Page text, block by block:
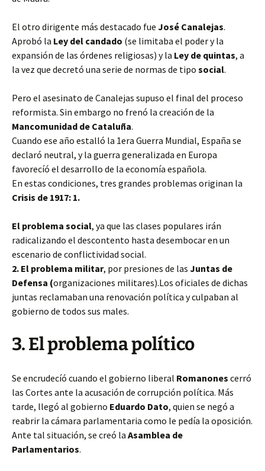
El otro dirigente más destacado fue José Canalejas.
Aprobó la Ley del candado (se limitaba el poder y la
expansión de las órdenes religiosas) y la Ley de quintas, a
la vez que decretó una serie de normas de tipo social.
Pero el asesinato de Canalejas supuso el final del proceso
reformista. Sin embargo no frenó la creación de la
Mancomunidad de Cataluña.
Cuando ese año estalló la 1era Guerra Mundial, España se
declaró neutral, y la guerra generalizada en Europa
favorecíó el desarrollo de la economía española.
En estas condiciones, tres grandes problemas originan la
Crisis de 1917: 1.
El problema social, ya que las clases populares irán
radicalizando el descontento hasta desembocar en un
escenario de conflictividad social.
2. El problema militar, por presiones de las Juntas de
Defensa (organizaciones militares).Los oficiales de dichas
juntas reclamaban una renovación política y culpaban al
gobierno de todos sus males.
3. El problema político
Se encrudecíó cuando el gobierno liberal Romanones cerró
las Cortes ante la acusación de corrupción política. Más
tarde, llegó al gobierno Eduardo Dato, quien se negó a
reabrir la cámara parlamentaria como le pedía la oposición.
Ante tal situación, se creó la Asamblea de
Parlamentarios.